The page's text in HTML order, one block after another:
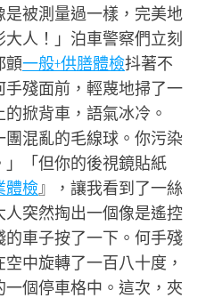
被測量過一樣，完美地
人！」泊車警察們立刻
顫一般+供膳體檢抖著不
殘面前，輕蔑地掃了一
掀背車，語氣冰冷。
團混亂的毛線球。你污染
「但你的後視鏡貼紙
體檢』，讓我看到了一絲
突然掏出一個像是遙控
車子按了一下。何手殘
中旋轉了一百八十度，
個停車格中。這次，夾